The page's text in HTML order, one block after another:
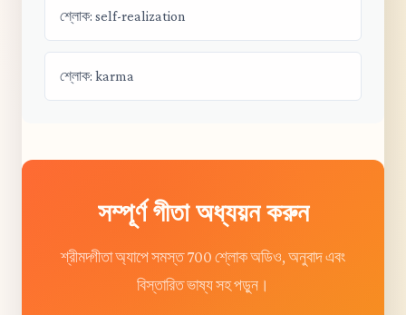
শ্লোক: self-realization
শ্লোক: karma
সম্পূর্ণ গীতা অধ্যয়ন করুন
শ্রীমদ্গীতা অ্যাপে সমস্ত 700 শ্লোক অডিও, অনুবাদ এবং
বিস্তারিত ভাষ্য সহ পড়ুন।